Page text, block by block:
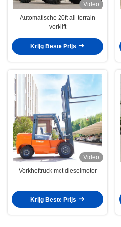
Video
Automatische 20ft all-terrain
vorklift
Krijg Beste Prijs
Video
Vorkheftruck met dieselmotor
Krijg Beste Prijs